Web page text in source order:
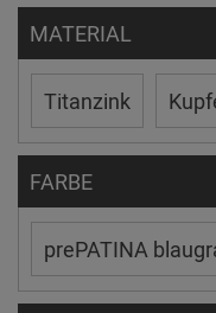
MATERIAL
Titanzink
FARBE
prePATINA